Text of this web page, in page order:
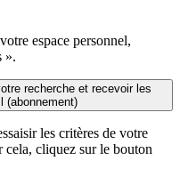
espace personnel,
».
recherche et recevoir les
(abonnement)
les critères de votre
cela, cliquez sur le bouton